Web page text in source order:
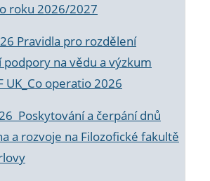
roku 2026/2027
Pravidla pro rozdělení
na vědu a výzkum
UK_Co operatio 2026
Poskytování a čerpání dnů
a rozvoje na Filozofické fakultě